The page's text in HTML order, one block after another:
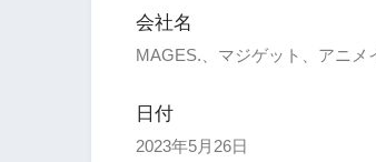
会社名
MAGES.、マジゲット、アニメ
日付
2023年5月26日